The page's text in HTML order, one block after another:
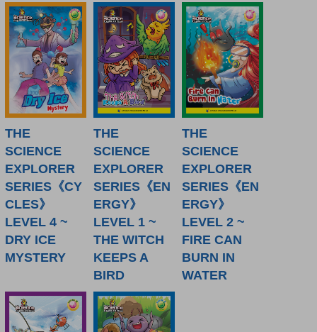
THE
SCIENCE
EXPLORER
SERIES《CY
CLES》
LEVEL 4 ~
DRY ICE
MYSTERY
THE
SCIENCE
EXPLORER
SERIES《EN
ERGY》
LEVEL 1 ~
THE WITCH
KEEPS A
BIRD
THE
SCIENCE
EXPLORER
SERIES《EN
ERGY》
LEVEL 2 ~
FIRE CAN
BURN IN
WATER